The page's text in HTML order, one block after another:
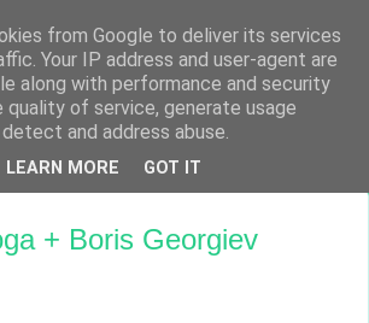
+ Boris Georgiev
from Google to deliver its services
Your IP address and user-agent are
along with performance and security
of service, generate usage
and address abuse.
LEARN MORE GOT IT